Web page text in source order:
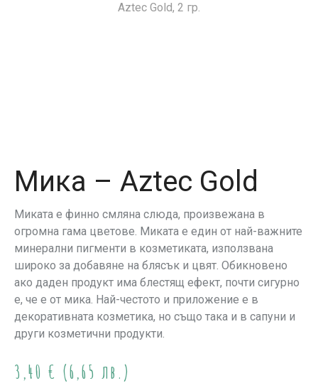
Aztec Gold, 2 гр.
Мика – Aztec Gold
Миката е финно смляна слюда, произвежана в
огромна гама цветове. Миката е един от най-важните
минерални пигменти в козметиката, използвана
широко за добавяне на блясък и цвят. Обикновено
ако даден продукт има блестящ ефект, почти сигурно
е, че е от мика. Най-честото и приложение е в
декоративната козметика, но също така и в сапуни и
други козметични продукти.
3,40 € (6,65 лв.)